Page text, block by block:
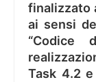
finalizzato
ai sensi
“Codice
Task 4.2